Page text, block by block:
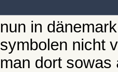
nun in
symbolen nicht
man dort